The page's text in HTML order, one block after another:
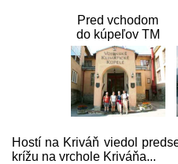
Pred vchodom
do kúpeľov TM
Hostí na Kriváň viedol
krížu na vrchole Kriváňa...